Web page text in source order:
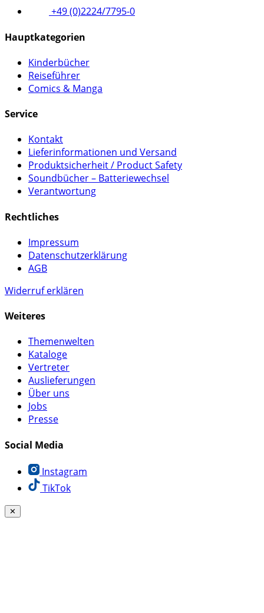
+49 (0)2224/7795-0
Hauptkategorien
Kinderbücher
Reiseführer
Comics & Manga
Service
Kontakt
Lieferinformationen und Versand
Produktsicherheit / Product Safety
Soundbücher – Batteriewechsel
Verantwortung
Rechtliches
Impressum
Datenschutzerklärung
AGB
Widerruf erklären
Weiteres
Themenwelten
Kataloge
Vertreter
Auslieferungen
Über uns
Jobs
Presse
Social Media
Instagram
TikTok
✕